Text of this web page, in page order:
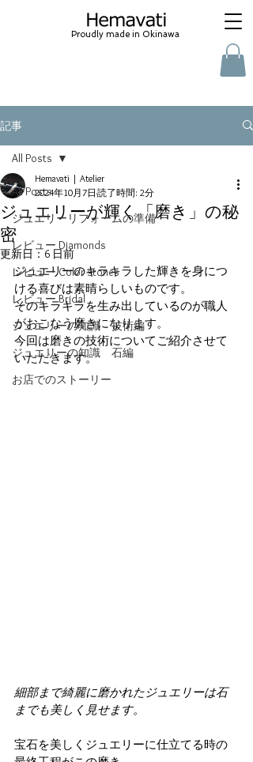
Proudly made in Okinawa
記事
All Posts
ジュエリーリフォームの準備
レビュー Diamonds
レビュー Color stones
レビュー Bridal
ジュエリーの知識 技術編
ジュエリーの知識 石編
お店でのストーリー
All Posts
ジュエリーが輝く「磨き」の秘
密
Hemavati | Atelier
2024年10月7日 読了時間: 2分
更新日：6 日前
ジュエリーのキラキラした輝きを身につ
ける喜びは素晴らしいものです。
そのキラキラを生み出しているのが職人
がおこなう磨きになります。
今回は磨きの技術についてご紹介させて
いただきます。
細部まで綺麗に磨かれたジュエリーは石
までも美しく見せます。
宝石を美しくジュエリーに仕立てる時の